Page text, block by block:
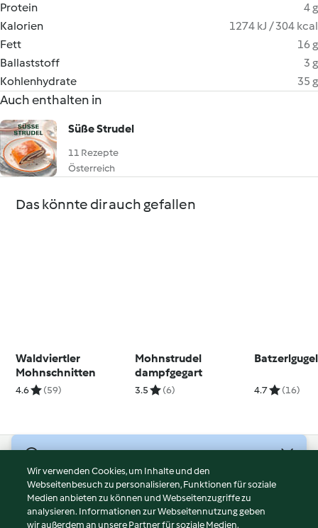
Protein
4 g
Kalorien
1274 kJ / 304 kcal
Fett
16 g
Ballaststoff
3 g
Kohlenhydrate
35 g
Auch enthalten in
Süße Strudel
11 Rezepte
Österreich
Das könnte dir auch gefallen
Waldviertler
Mohnschnitten
4.6 (59)
Mohnstrudel
dampfgegart
3.5 (6) 4.7 (16)
Nutzungsbedingungen
Datenschutzrichtlinien
Disclaimer
Wir verwenden Cookies, um Inhalte und den
Webseitenbesuch zu personalisieren, Funktionen für soziale
Medien anbieten zu können und Webseitenzugriffe zu
analysieren. Informationen zur Webseitennutzung geben
wir außerdem an unsere Partner für soziale Medien,